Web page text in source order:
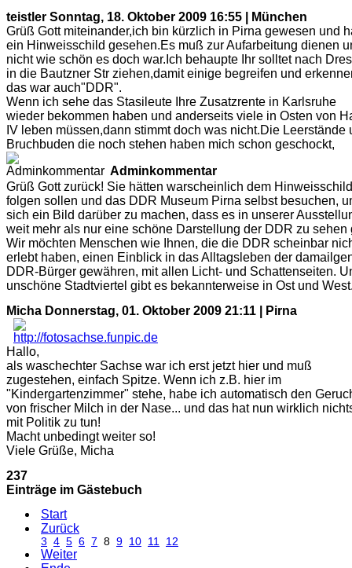
teistler Sonntag, 18. Oktober 2009 16:55 | München
Grüß Gott miteinander,ich bin kürzlich in Pirna gewesen und
ein Hinweisschild gesehen.Es muß zur Aufarbeitung dienen
nicht wie schön es doch war.Ich behaupte Ihr solltet nach
in die Bautzner Str ziehen,damit einige begreifen und
das war auch"DDR".
Wenn ich sehe das Stasileute Ihre Zusatzrente in Karlsruhe
wieder bekommen haben und anderseits viele in Osten von
IV leben müssen,dann stimmt doch was nicht.Die Leerstände
Bruchbuden die noch stehen haben mich schon geschockt,
Adminkommentar
Grüß Gott zurück! Sie hätten warscheinlich dem Hinweisschild
folgen sollen und das DDR Museum Pirna selbst besuchen,
sich ein Bild darüber zu machen, dass es in unserer
weit mehr als nur eine schöne Darstellung der DDR zu sehen
Wir möchten Menschen wie Ihnen, die die DDR scheinbar
erlebt haben, einen Einblick in das Alltagsleben der
DDR-Bürger gewähren, mit allen Licht- und Schattenseiten.
unschöne Stadtviertel gibt es bekannterweise in Ost und
Micha Donnerstag, 01. Oktober 2009 21:11 | Pirna
Hallo,
als waschechter Sachse war ich erst jetzt hier und muß
zugestehen, einfach Spitze. Wenn ich z.B. hier im
"Kindergartenzimmer" stehe, habe ich automatisch den
von frischer Milch in der Nase... und das hat nun wirklich
mit Politik zu tun!
Macht unbedingt weiter so!
Viele Grüße, Micha
237
Einträge im Gästebuch
Start
Zurück
3 4 5 6 7 8 9 10 11 12
Weiter